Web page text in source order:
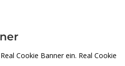
Cookie Banner ein. Real Cookie